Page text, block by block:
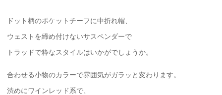
ドット柄のポケットチーフに中折れ帽、
ウェストを締め付けないサスペンダーで
トラッドで粋なスタイルはいかがでしょうか。
合わせる小物のカラーで雰囲気がガラッと変わります。
渋めにワインレッド系で、